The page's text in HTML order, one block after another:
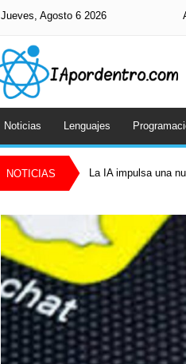
Jueves, Agosto 6 2026
Noticias Lenguajes
NOTICIAS La IA impulsa una